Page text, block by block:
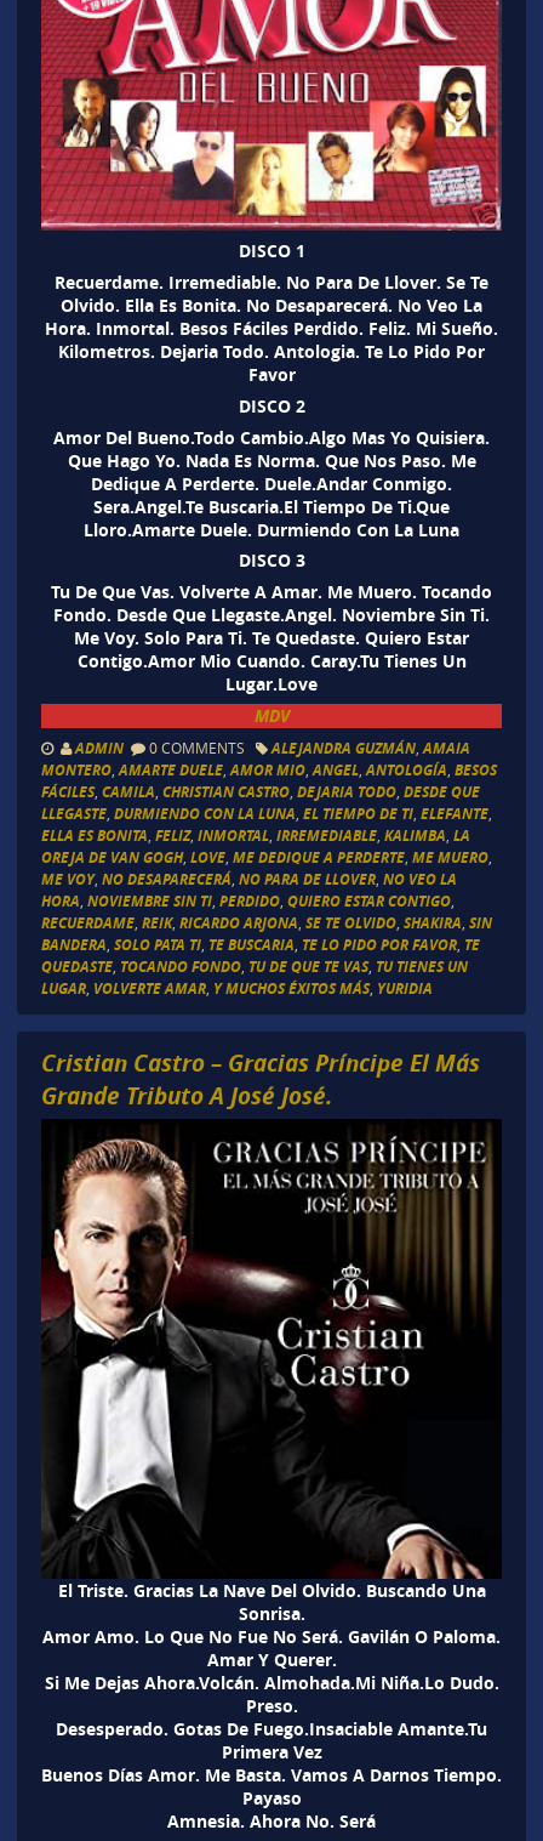
DISCO 1
Recuerdame. Irremediable. No Para De Llover. Se Te
Olvido. Ella Es Bonita. No Desaparecerá. No Veo La
Hora. Inmortal. Besos Fáciles Perdido. Feliz. Mi Sueño.
Kilometros. Dejaria Todo. Antologia. Te Lo Pido Por
Favor
DISCO 2
Amor Del Bueno.Todo Cambio.Algo Mas Yo Quisiera.
Que Hago Yo. Nada Es Norma. Que Nos Paso. Me
Dedique A Perderte. Duele.Andar Conmigo.
Sera.Angel.Te Buscaria.El Tiempo De Ti.Que
Lloro.Amarte Duele. Durmiendo Con La Luna
DISCO 3
Tu De Que Vas. Volverte A Amar. Me Muero. Tocando
Fondo. Desde Que Llegaste.Angel. Noviembre Sin Ti.
Me Voy. Solo Para Ti. Te Quedaste. Quiero Estar
Contigo.Amor Mio Cuando. Caray.Tu Tienes Un
Lugar.Love
MDV
ADMIN 0 COMMENTS ALEJANDRA GUZMÁN, AMAIA
MONTERO, AMARTE DUELE, AMOR MIO, ANGEL, ANTOLOGÍA BESOS
FÁCILES, CAMILA CHRISTIAN CASTRO, DEJARIA TODO, DESDE QUE
LLEGASTE, DURMIENDO CON LA LUNA EL TIEMPO DE TI, ELEFANTE,
ELLA ES BONITA FELIZ, INMORTAL, IRREMEDIABLE, KALIMBA LA
OREJA DE VAN GOGH, LOVE, ME DEDIQUE A PERDERTE, ME MUERO,
ME VOY, NO DESAPARECERÁ NO PARA DE LLOVER, NO VEO LA
HORA NOVIEMBRE SIN TI, PERDIDO, QUIERO ESTAR CONTIGO,
RECUERDAME, REIK, RICARDO ARJONA SE TE OLVIDO, SHAKIRA SIN
BANDERA SOLO PATA TI, TE BUSCARIA TE LO PIDO POR FAVOR, TE
QUEDASTE, TOCANDO FONDO, TU DE QUE TE VAS, TU TIENES UN
LUGAR, VOLVERTE AMAR, Y MUCHOS ÉXITOS MÁS, YURIDIA
Cristian Castro – Gracias Príncipe El Más
Grande Tributo A José José.
El Triste. Gracias La Nave Del Olvido. Buscando Una
Sonrisa.
Amor Amo. Lo Que No Fue No Será. Gavilán O Paloma.
Amar Y Querer.
Si Me Dejas Ahora.Volcán. Almohada.Mi Niña.Lo Dudo.
Preso.
Desesperado. Gotas De Fuego.Insaciable Amante.Tu
Primera Vez
Buenos Días Amor. Me Basta. Vamos A Darnos Tiempo.
Payaso
Amnesia. Ahora No. Será